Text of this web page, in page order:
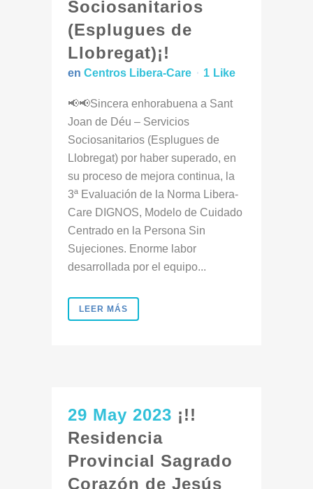
Sociosanitarios
(Esplugues de
Llobregat)¡!
en Centros Libera-Care 1 Like
📢📢Sincera enhorabuena a Sant
Joan de Déu – Servicios
Sociosanitarios (Esplugues de
Llobregat) por haber superado, en
su proceso de mejora continua, la
3ª Evaluación de la Norma Libera-
Care DIGNOS, Modelo de Cuidado
Centrado en la Persona Sin
Sujeciones. Enorme labor
desarrollada por el equipo...
LEER MÁS
29 May 2023 ¡!!
Residencia
Provincial Sagrado
Corazón de Jesús